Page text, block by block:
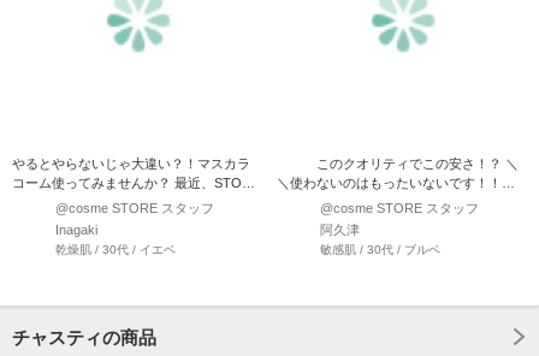
やるとやらないじゃ大違い？！マスカラ
コーム使ってみませんか？ 最近、STORE
でも人気のマスカラ…
@cosme STORE スタッフ
Inagaki
乾燥肌 / 30代 / イエベ
このクオリティでこの安さ！？ ＼
＼使わないのはもったいないです！！／
／ きっと誰もが一度…
@cosme STORE スタッフ
阿久津
敏感肌 / 30代 / ブルベ
チャスティの商品